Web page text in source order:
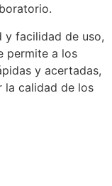
y facilidad de uso,
permite a los
y acertadas,
la calidad de los